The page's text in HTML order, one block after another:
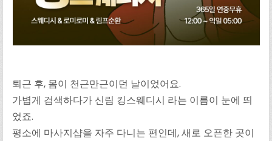
퇴근 후, 몸이 천근만근이던 날이었어요.
가볍게 검색하다가 신림 킹스웨디시 라는 이름이 눈에 띄
었죠.
평소에 마사지샵을 자주 다니는 편인데, 새로 오픈한 곳이